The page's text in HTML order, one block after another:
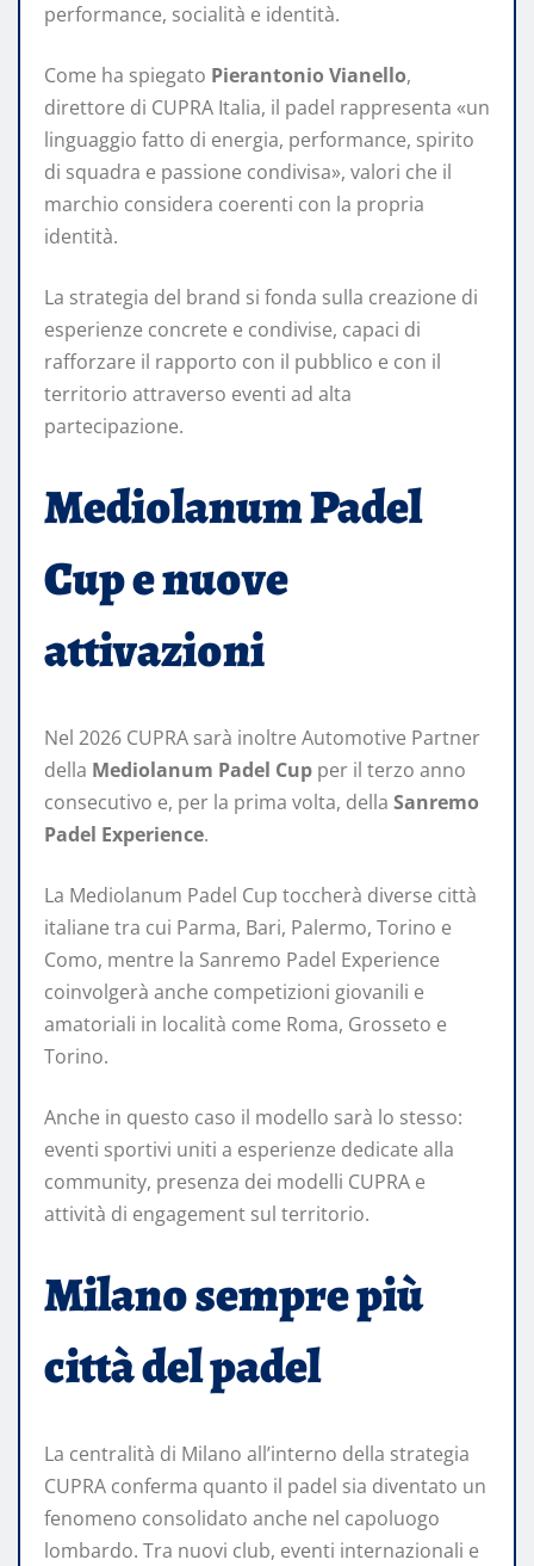
performance, socialità e identità.
Come ha spiegato Pierantonio Vianello,
direttore di CUPRA Italia, il padel rappresenta «un
linguaggio fatto di energia, performance, spirito
di squadra e passione condivisa», valori che il
marchio considera coerenti con la propria
identità.
La strategia del brand si fonda sulla creazione di
esperienze concrete e condivise, capaci di
rafforzare il rapporto con il pubblico e con il
territorio attraverso eventi ad alta
partecipazione.
Mediolanum Padel
Cup e nuove
attivazioni
Nel 2026 CUPRA sarà inoltre Automotive Partner
della Mediolanum Padel Cup per il terzo anno
consecutivo e, per la prima volta, della Sanremo
Padel Experience.
La Mediolanum Padel Cup toccherà diverse città
italiane tra cui Parma, Bari, Palermo, Torino e
Como, mentre la Sanremo Padel Experience
coinvolgerà anche competizioni giovanili e
amatoriali in località come Roma, Grosseto e
Torino.
Anche in questo caso il modello sarà lo stesso:
eventi sportivi uniti a esperienze dedicate alla
community, presenza dei modelli CUPRA e
attività di engagement sul territorio.
Milano sempre più
città del padel
La centralità di Milano all’interno della strategia
CUPRA conferma quanto il padel sia diventato un
fenomeno consolidato anche nel capoluogo
lombardo. Tra nuovi club, eventi internazionali e